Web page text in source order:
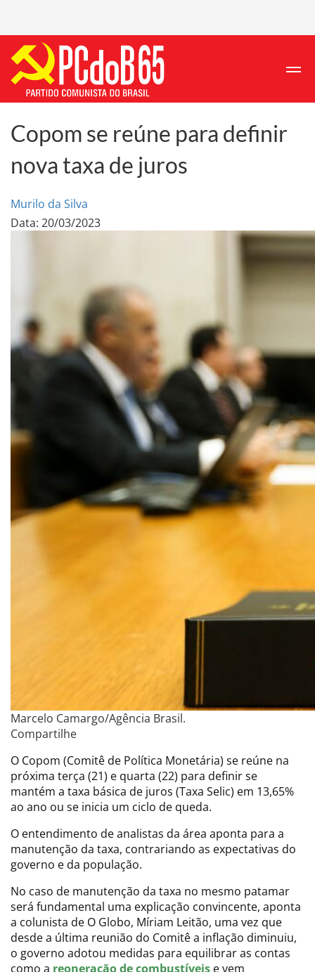
Copom se reúne para definir
nova taxa de juros
Murilo da Silva
Data: 20/03/2023
Marcelo Camargo/Agência Brasil.
Compartilhe
O Copom (Comitê de Política Monetária) se reúne na
próxima terça (21) e quarta (22) para definir se
mantém a taxa básica de juros (Taxa Selic) em 13,65%
ao ano ou se inicia um ciclo de queda.
O entendimento de analistas da área aponta para a
manutenção da taxa, contrariando as expectativas do
governo e da população.
No caso de manutenção da taxa no mesmo patamar
será fundamental uma explicação convincente, aponta
a colunista de O Globo, Míriam Leitão, uma vez que
desde a última reunião do Comitê a inflação diminuiu,
o governo adotou medidas para equilibrar as contas
como a reoneração de combustíveis e vem